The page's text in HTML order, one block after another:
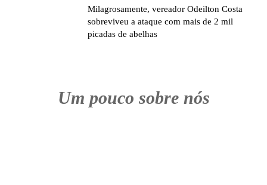
Milagrosamente, vereador Odeilton Costa
sobreviveu a ataque com mais de 2 mil
picadas de abelhas
Um pouco sobre nós